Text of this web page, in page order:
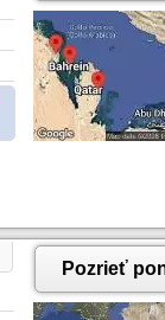
Pozrieť